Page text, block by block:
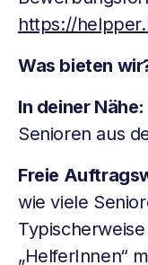
https://
Was bieten
In deiner Nähe:
Senioren aus
Freie
wie viele
„HelferInnen“